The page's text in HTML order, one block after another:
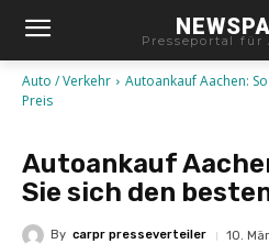
Presseportal für
Auto / Verkehr
Autoankauf Aachen:
Preis
Autoankauf
Sie sich den
By carpr presseverteiler 10.